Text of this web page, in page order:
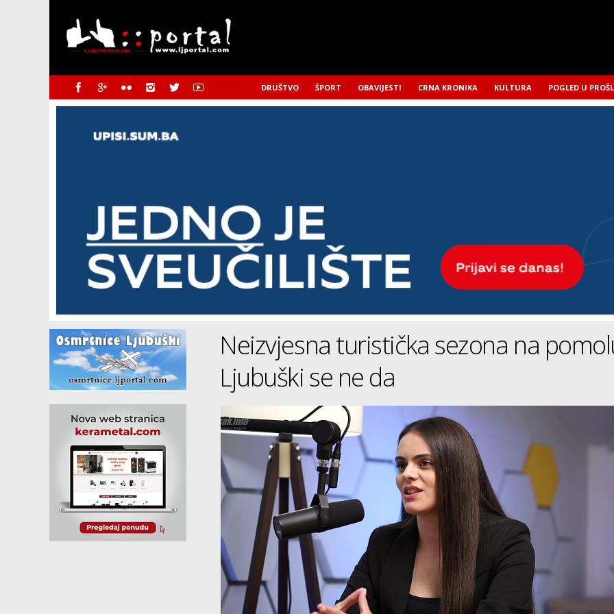
DRUŠTVO ŠPORT OBAVIJESTI CRNA KRONIKA KULTURA POGLED U
Neizvjesna turistička sezona na
Ljubuški se ne da